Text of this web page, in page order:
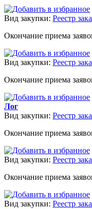
Вид закупки: Реестр
Окончание приема
Вид закупки: Реестр
Окончание приема
Лог
Вид закупки: Реестр
Окончание приема
Вид закупки: Реестр
Окончание приема
Вид закупки: Реестр